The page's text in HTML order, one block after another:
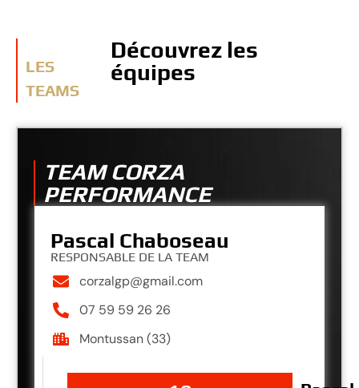
LES
TEAMS
Découvrez les
équipes
TEAM CORZA
PERFORMANCE
Pascal Chaboseau
RESPONSABLE DE LA TEAM
corzalgp@gmail.com
07 59 59 26 26
Montussan (33)